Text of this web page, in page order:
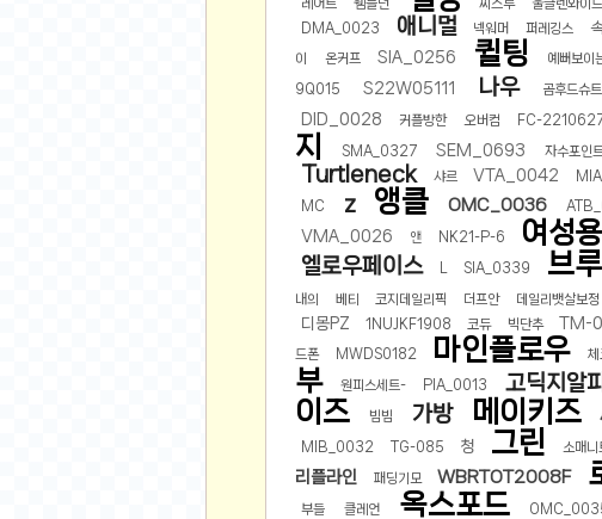
인증샷
맛집 인증샷
먹거리 인증샷
쇼핑 인증샷
그림 인증샷
여행 인증샷
디지털 기기 인증샷
소프트웨어 인증샷
공연 인증샷
요리 인증샷
신차 인증샷
암호화폐
암호화폐
코인원(Coinone)
레어트 웸블던 씨스루 울글렌와이
DMA_0023
애니멀 넥워머 퍼레깅스
이 온커프 SIA_0256 퀼팅 예뻐보이
9Q015 S22W05111 나우 곰후드슈트
DID_0028
커플방한 오버컴 FC-
지
SMA_0327 SEM_0693 자수포인트
Turtleneck 샤르 VTA_0042
MC z 앵클 OMC_0036
VMA_0026 앤 NK21-P-6 여성용
엘로우페이스 SIA_0339 브
내의 베티 코지데일리픽 더프안 데일리뱃살보정
디몽PZ
1NUJKF1908 코듀 빅단추 TM-
드폰 MWDS0182 마인플로우 체
부
원피스세트- PIA_0013 고딕지알피
이즈
빔빔 가방 메이키즈
MIB_0032 TG-085 청 그린 소매니
리플라인
패딩기모 WBRTOT2008F
부들 클레언 옥스포드